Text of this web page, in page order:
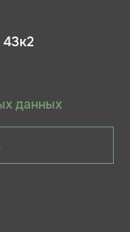
43к2
данных